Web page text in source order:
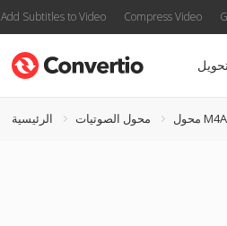
Add Subtitles to Video Compress Video
الرئيسية محول الصوتيات محول M4A